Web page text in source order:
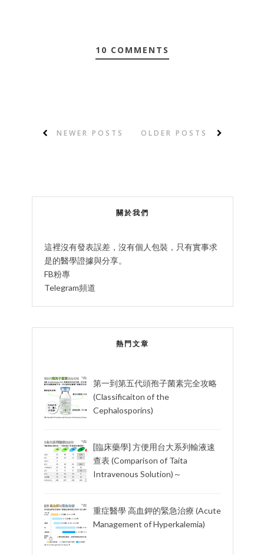
10 COMMENTS
NEWER POSTS OLDER POSTS
關於我們
這裡沒有發表誤差，沒有個人包裝，只有實事求
是的醫學證據與分享。
FB粉專
Telegram頻道
熱門文章
第一到第五代頭孢子菌素完全攻略
(Classificaiton of the
Cephalosporins)
[臨床藥學] 方便用台大系列輸液速
查表 (Comparison of Taita
Intravenous Solution)～
重症醫學 高血鉀的緊急治療 (Acute
Management of Hyperkalemia)